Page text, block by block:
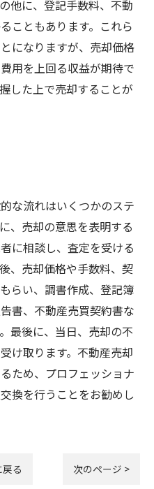
他に、登記手数料、不動
こともあります。これら
になりますが、売却価格
用を上回る収益が期待で
した上で売却することが
な流れはいくつかのステ
、売却の意思を表明する
に相談し、査定を受ける
、売却価格や手数料、契
らい、調書作成、登記簿
書、不動産売買契約書な
最後に、当日、売却の不
け取ります。不動産売却
ため、プロフェッショナ
換を行うことをお勧めし
る 次のページ >